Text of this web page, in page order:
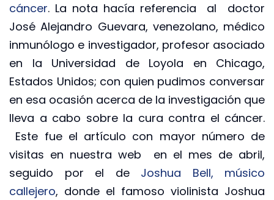
cáncer. La nota hacía referencia al doctor
José Alejandro Guevara, venezolano, médico
inmunólogo e investigador, profesor asociado
en la Universidad de Loyola en Chicago,
Estados Unidos; con quien pudimos conversar
en esa ocasión acerca de la investigación que
lleva a cabo sobre la cura contra el cáncer.
Este fue el artículo con mayor número de
visitas en nuestra web en el mes de abril,
seguido por el de Joshua Bell, músico
callejero, donde el famoso violinista Joshua